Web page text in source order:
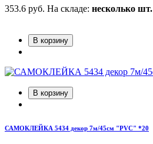
353.6 руб. На складе: несколько шт.
В корзину
В корзину
САМОКЛЕЙКА 5434 декор 7м/45см "PVC" *20